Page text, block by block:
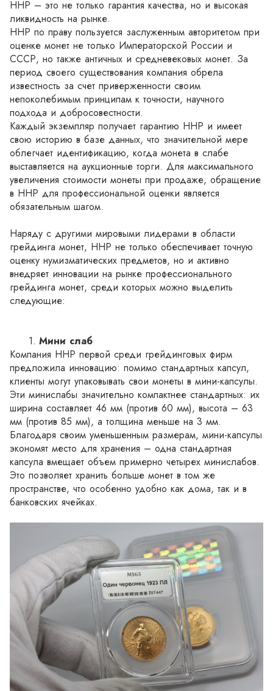
ННР – это не только гарантия качества, но и высокая
ликвидность на рынке.
ННР по праву пользуется заслуженным авторитетом при
оценке монет не только Императорской России и
СССР, но также античных и средневековых монет. За
период своего существования компания обрела
известность за счет приверженности своим
непоколебимым принципам к точности, научного
подхода и добросовестности.
Каждый экземпляр получает гарантию ННР и имеет
свою историю в базе данных, что значительной мере
облегчает идентификацию, когда монета в слабе
выставляется на аукционные торги. Для максимального
увеличения стоимости монеты при продаже, обращение
в ННР для профессиональной оценки является
обязательным шагом.
Наряду с другими мировыми лидерами в области
грейдинга монет, ННР не только обеспечивает точную
оценку нумизматических предметов, но и активно
внедряет инновации на рынке профессионального
грейдинга монет, среди которых можно выделить
следующие:
Мини слаб
Компания ННР первой среди грейдинговых фирм
предложила инновацию: помимо стандартных капсул,
клиенты могут упаковывать свои монеты в мини-капсулы.
Эти минислабы значительно компактнее стандартных: их
ширина составляет 46 мм (против 60 мм), высота – 63
мм (против 85 мм), а толщина меньше на 3 мм.
Благодаря своим уменьшенным размерам, мини-капсулы
экономят место для хранения – одна стандартная
капсула вмещает объем примерно четырех минислабов.
Это позволяет хранить больше монет в том же
пространстве, что особенно удобно как дома, так и в
банковских ячейках.